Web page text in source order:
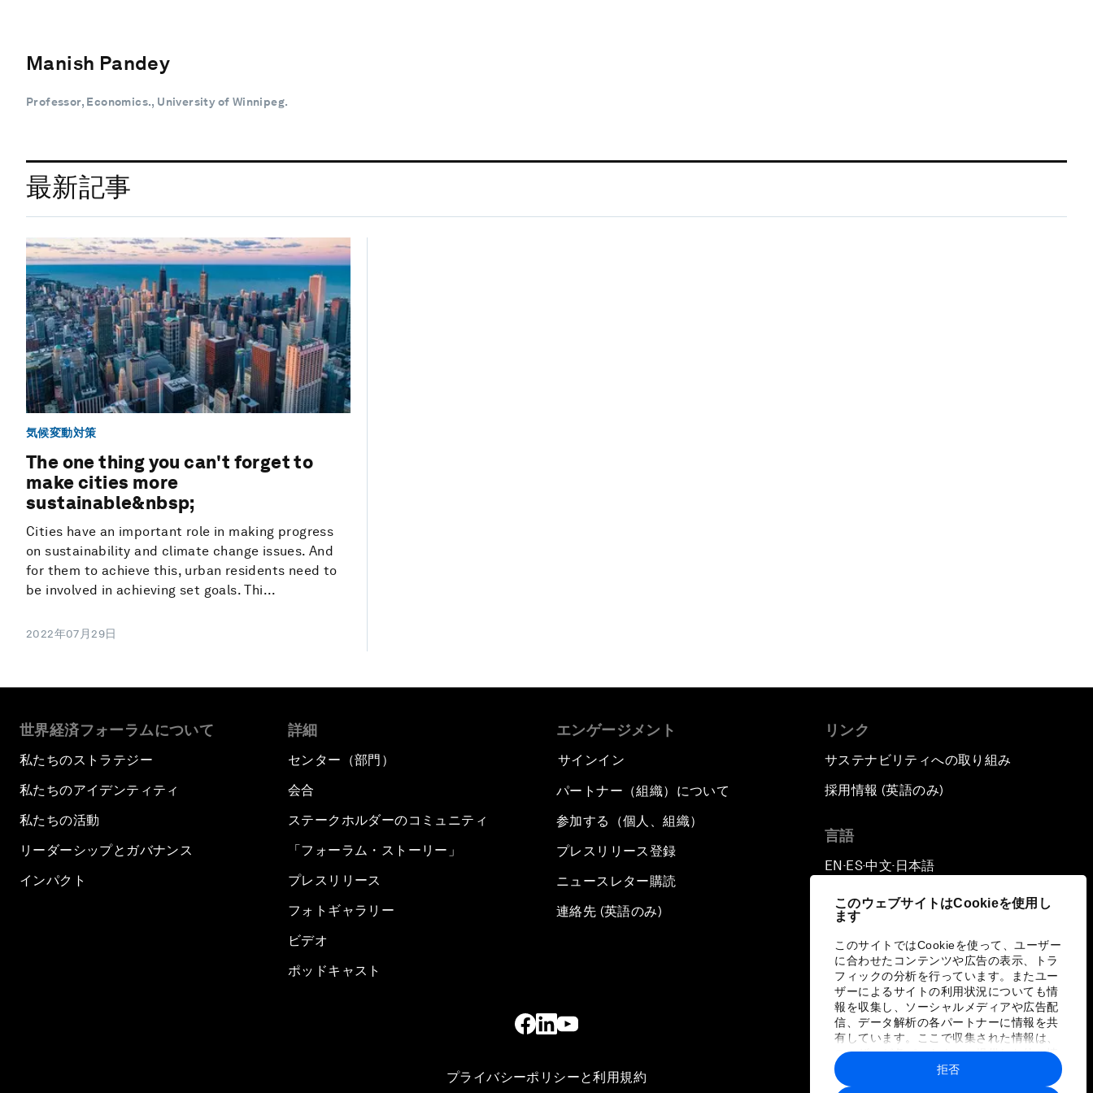
このウェブサイトはCookieを使用し
ます
このサイトではCookieを使って、ユーザー
に合わせたコンテンツや広告の表示、トラ
フィックの分析を行っています。またユー
ザーによるサイトの利用状況についても情
報を収集し、ソーシャルメディアや広告配
信、データ解析の各パートナーに情報を共
有しています。ここで収集された情報は、
ユーザーが各パートナーに提供した他の情
報や各パートナーのサービスを使用した際
に収集された情報と組み合わされ、各パー
拒否
Manish Pandey
Professor, Economics., University of Winnipeg.
最新記事
気候変動対策
The one thing you can't forget to
make cities more
sustainable&nbsp;
Cities have an important role in making progress
on sustainability and climate change issues. And
for them to achieve this, urban residents need to
be involved in achieving set goals. Thi...
2022年07月29日
世界経済フォーラムについて
私たちのストラテジー
私たちのアイデンティティ
私たちの活動
リーダーシップとガバナンス
インパクト
詳細
センター（部門）
会合
ステークホルダーのコミュニティ
「フォーラム・ストーリー」
プレスリリース
フォトギャラリー
ビデオ
ポッドキャスト
エンゲージメント
サインイン
パートナー（組織）について
参加する（個人、組織）
プレスリリース登録
ニュースレター購読
連絡先 (英語のみ)
リンク
サステナビリティへの取り組み
採用情報 (英語のみ)
言語
EN ▪ ES▪中文▪ 日本語
プライバシーポリシーと利用規約